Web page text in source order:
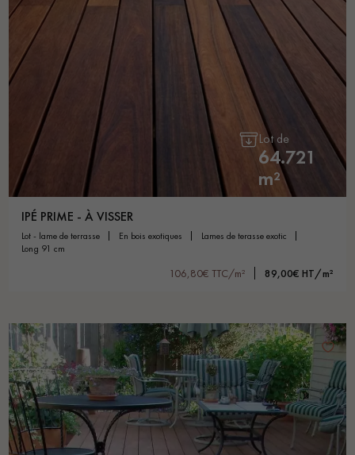
Lot de
64.721
m²
IPÉ PRIME - À VISSER
lot - lame de terrasse en bois exotiques
lames de terasse exotic
long 91 cm
106,80€ TTC/m² 89,00€ HT/m²